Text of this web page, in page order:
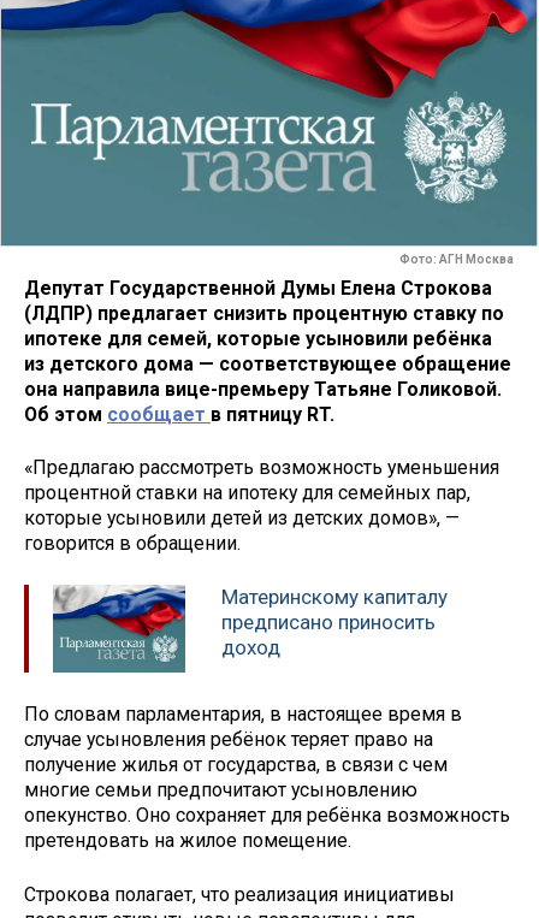
Фото: АГН Москва
Депутат Государственной Думы Елена Строкова
(ЛДПР) предлагает снизить процентную ставку по
ипотеке для семей, которые усыновили ребёнка
из детского дома — соответствующее обращение
она направила вице-премьеру Татьяне Голиковой.
Об этом сообщает в пятницу RT.
«Предлагаю рассмотреть возможность уменьшения
процентной ставки на ипотеку для семейных пар,
которые усыновили детей из детских домов», —
говорится в обращении.
Материнскому капиталу
предписано приносить
доход
По словам парламентария, в настоящее время в
случае усыновления ребёнок теряет право на
получение жилья от государства, в связи с чем
многие семьи предпочитают усыновлению
опекунство. Оно сохраняет для ребёнка возможность
претендовать на жилое помещение.
Строкова полагает, что реализация инициативы